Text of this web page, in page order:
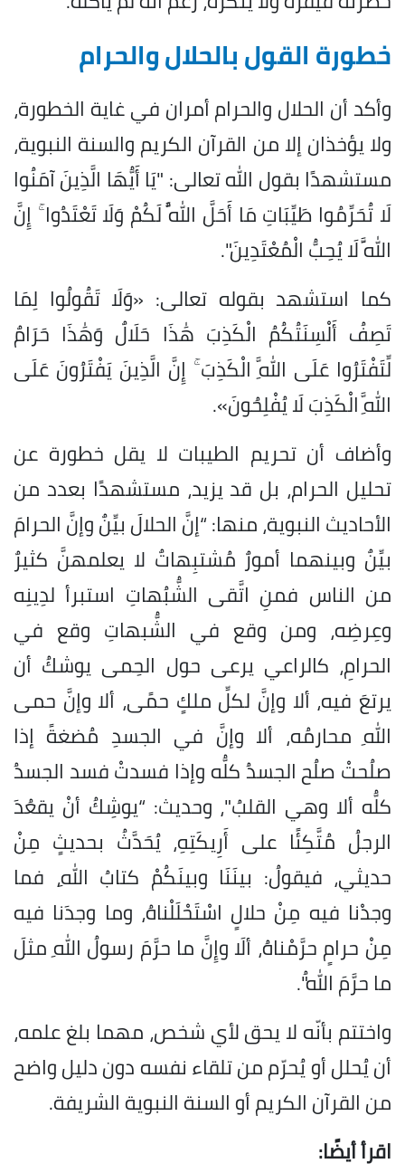
خطورة القول بالحلال والحرام
وأكد أن الحلال والحرام أمران في غاية الخطورة،
ولا يؤخذان إلا من القرآن الكريم والسنة النبوية،
مستشهدًا بقول الله تعالى: "يَا أَيُّهَا الَّذِينَ آمَنُوا
لَا تُحَرِّمُوا طَيِّبَاتِ مَا أَحَلَّ اللَّهُ لَكُمْ وَلَا تَعْتَدُوا ۚ إِنَّ
اللَّهَ لَا يُحِبُّ الْمُعْتَدِينَ".
كما استشهد بقوله تعالى: «وَلَا تَقُولُوا لِمَا
تَصِفُ أَلْسِنَتُكُمُ الْكَذِبَ هَٰذَا حَلَالٌ وَهَٰذَا حَرَامٌ
لِّتَفْتَرُوا عَلَى اللَّهِ الْكَذِبَ ۚ إِنَّ الَّذِينَ يَفْتَرُونَ عَلَى
اللَّهِ الْكَذِبَ لَا يُفْلِحُونَ».
وأضاف أن تحريم الطيبات لا يقل خطورة عن
تحليل الحرام، بل قد يزيد، مستشهدًا بعدد من
الأحاديث النبوية، منها: “إنَّ الحلالَ بيِّنٌ وإنَّ الحرامَ
بيِّنٌ وبينهما أمورٌ مُشتبِهاتٌ لا يعلمهنَّ كثيرٌ
من الناس فمنِ اتَّقى الشُّبُهاتِ استبرأ لدِينِه
وعِرضِه، ومن وقع في الشُّبهاتِ وقع في
الحرامِ، كالراعي يرعى حول الحِمى يوشكُ أن
يرتعَ فيه، ألا وإنَّ لكلِّ ملكٍ حمًى، ألا وإنَّ حمى
اللهِ محارمُه، ألا وإنَّ في الجسدِ مُضغةً إذا
صلُحتْ صلُح الجسدُ كلُّه وإذا فسدتْ فسد الجسدُ
كلُّه ألا وهي القلبُ"، وحديث: “يوشِكُ أنْ يقعُدَ
الرجلُ مُتَّكِئًا على أَرِيكَتِهِ، يُحَدَّثُ بحديثٍ مِنْ
حديثي، فيقولُ: بينَنَا وبينَكُمْ كتابُ اللهِ، فما
وجدْنا فيه مِنْ حلالٍ اسْتَحْلَلْناهُ، وما وجدَنا فيه
مِنْ حرامٍ حرَّمْناهُ، ألَا وإِنَّ ما حرَّمَ رسولُ اللهِ مثلَ
ما حرَّمَ اللهُ".
واختتم بأنّه لا يحق لأي شخص، مهما بلغ علمه،
أن يُحلل أو يُحرّم من تلقاء نفسه دون دليل واضح
من القرآن الكريم أو السنة النبوية الشريفة.
اقرأ أيضًا: